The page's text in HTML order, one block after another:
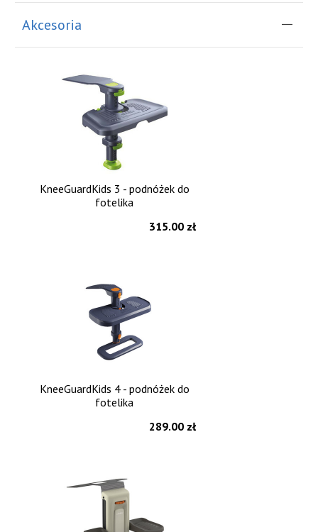
Akcesoria
KneeGuardKids 3 - podnóżek do
fotelika
315.00 zł
KneeGuardKids 4 - podnóżek do
fotelika
289.00 zł